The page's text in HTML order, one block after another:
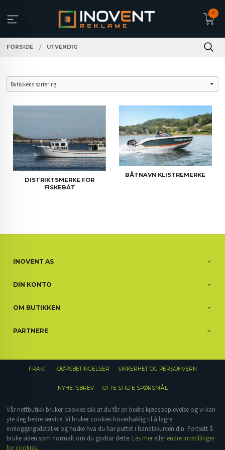
innholdet
0
FORSIDE UTVENDIG
DISTRIKTSMERKE FOR
FISKEBÅT
BÅTNAVN KLISTREMERKE
INOVENT AS
DIN KONTO
OM BUTIKKEN
PARTNERE
FRAKT KJØPSBETINGELSER SIKKERHET OG PERSONVERN
NYHETSBREV OFTE STILTE SPØRSMÅL
Vår nettbutikk bruker cookies slik at du får en bedre kjøpsopplevelse og vi kan
yte deg bedre service. Vi bruker cookies hovedsaklig til å lagre
innloggingsdetaljer og huske hva du har puttet i handlekurven din. Fortsett å
bruke siden som normalt om du godtar dette. Les merellerendre innstillinger
for cookies.